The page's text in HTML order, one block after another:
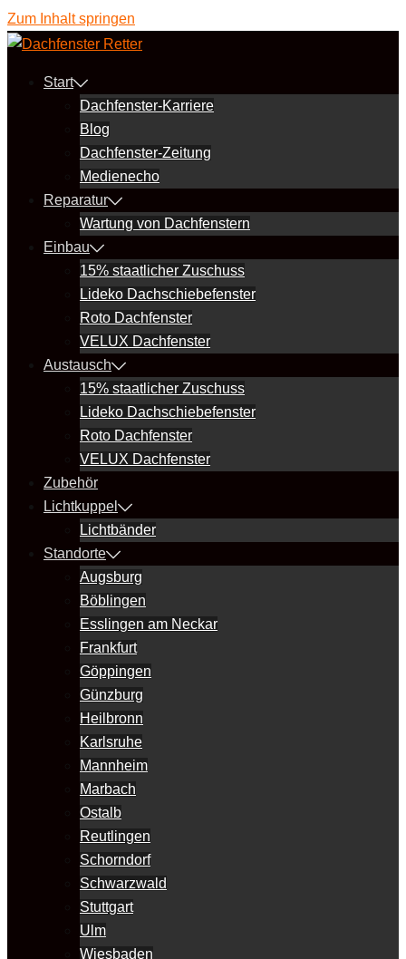
Zum Inhalt springen
Start
Dachfenster-Karriere
Blog
Dachfenster-Zeitung
Medienecho
Reparatur
Wartung von Dachfenstern
Einbau
15% staatlicher Zuschuss
Lideko Dachschiebefenster
Roto Dachfenster
VELUX Dachfenster
Austausch
15% staatlicher Zuschuss
Lideko Dachschiebefenster
Roto Dachfenster
VELUX Dachfenster
Zubehör
Lichtkuppel
Lichtbänder
Standorte
Augsburg
Böblingen
Esslingen am Neckar
Frankfurt
Göppingen
Günzburg
Heilbronn
Karlsruhe
Mannheim
Marbach
Ostalb
Reutlingen
Schorndorf
Schwarzwald
Stuttgart
Ulm
Wiesbaden